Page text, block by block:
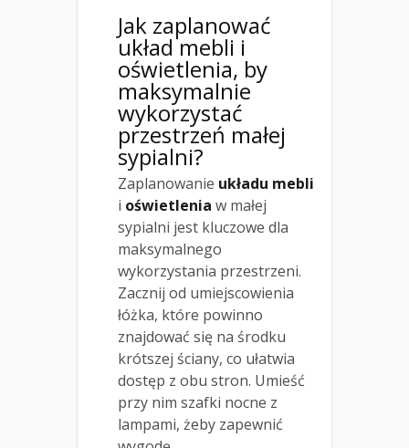
Jak zaplanować
układ mebli i
oświetlenia, by
maksymalnie
wykorzystać
przestrzeń małej
sypialni?
Zaplanowanie układu mebli
i oświetlenia w małej
sypialni jest kluczowe dla
maksymalnego
wykorzystania przestrzeni.
Zacznij od umiejscowienia
łóżka, które powinno
znajdować się na środku
krótszej ściany, co ułatwia
dostęp z obu stron. Umieść
przy nim szafki nocne z
lampami, żeby zapewnić